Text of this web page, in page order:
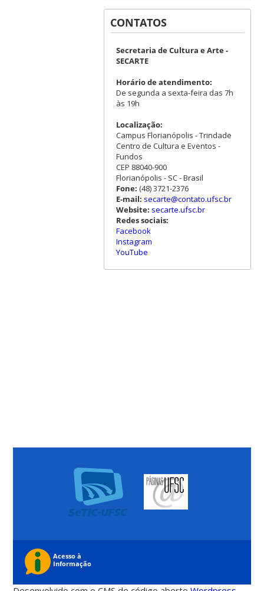
CONTATOS
Secretaria de Cultura e Arte -
SECARTE
Horário de atendimento:
De segunda a sexta-feira das 7h
às 19h
Localização:
Campus Florianópolis - Trindade
Centro de Cultura e Eventos -
Fundos
CEP 88040-900
Florianópolis - SC - Brasil
Fone: (48) 3721-2376
E-mail: secarte@contato.ufsc.br
Website: secarte.ufsc.br
Redes sociais:
Facebook
Instagram
YouTube